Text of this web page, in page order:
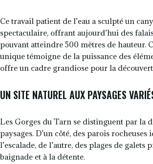
Ce travail patient de l’eau a sculpté un
spectaculaire, offrant aujourd’hui des
pouvant atteindre 500 mètres de hauteur.
unique témoigne de la puissance des
offre un cadre grandiose pour la
UN SITE NATUREL AUX PAYSAGES
Les Gorges du Tarn se distinguent par la
paysages. D’un côté, des parois rocheuses
l’escalade, de l’autre, des plages de galets
baignade et à la détente.